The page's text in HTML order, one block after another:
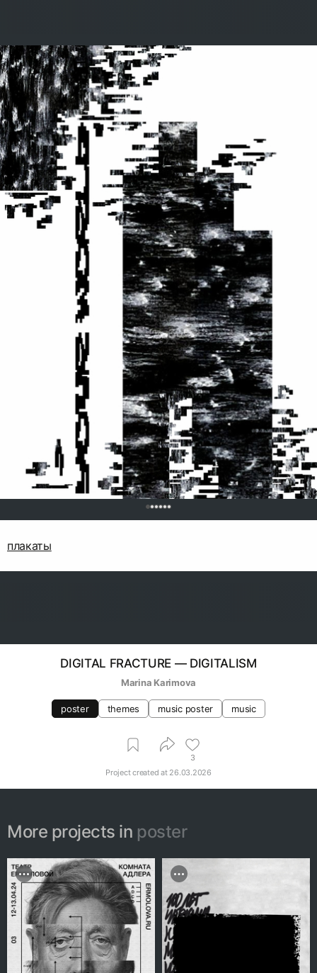
плакаты
DIGITAL FRACTURE — DIGITALISM
Marina Karimova
poster themes music poster music
3
Project created at 26.03.2026
More projects in poster